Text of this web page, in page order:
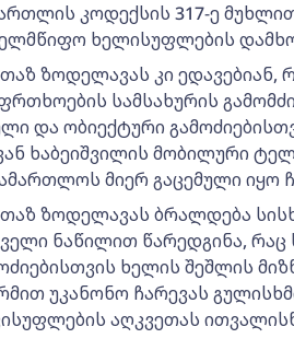
კოდექსის 317-ე
ხელისუფლების
ზოდელავას კი ედავებიან,
სამსახურის
და ობიექტური
ხაბეიშვილის მობილური
მიერ გაცემული იყო
ზოდელავას ბრალდება
ნაწილით წარედგინა,
ხელის შეშლის
უკანონო ჩარევას
აღკვეთას